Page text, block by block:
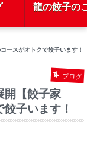
龍の餃子の
ースがオトクで餃子います！
ブログ
開【餃子家
子います！